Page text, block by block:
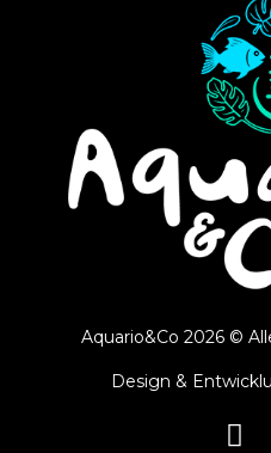
Aquario&Co 2026 ©
Design &